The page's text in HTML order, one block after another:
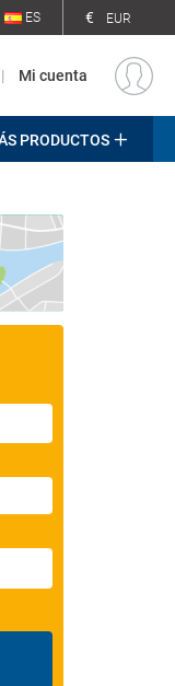
ES € EUR
| Mi cuenta
PRODUCTOS